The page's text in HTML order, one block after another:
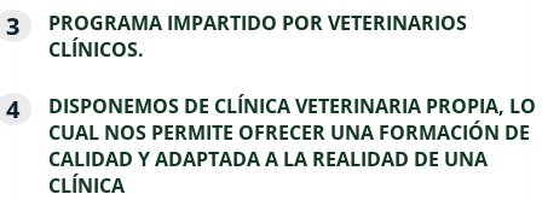
PROGRAMA IMPARTIDO POR VETERINARIOS
CLÍNICOS.
DISPONEMOS DE CLÍNICA VETERINARIA PROPIA, LO
CUAL NOS PERMITE OFRECER UNA FORMACIÓN DE
CALIDAD Y ADAPTADA A LA REALIDAD DE UNA
CLÍNICA